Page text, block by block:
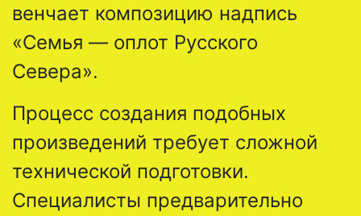
венчает композицию надпись
«Семья — оплот Русского
Севера».
Процесс создания подобных
произведений требует сложной
технической подготовки.
Специалисты предварительно